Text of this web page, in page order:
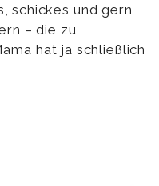
schickes und gern
– die zu
hat ja schließlich